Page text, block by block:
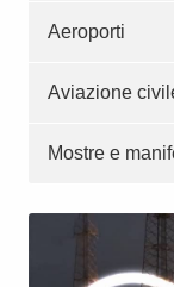
Aeroporti
Aviazione
Mostre e